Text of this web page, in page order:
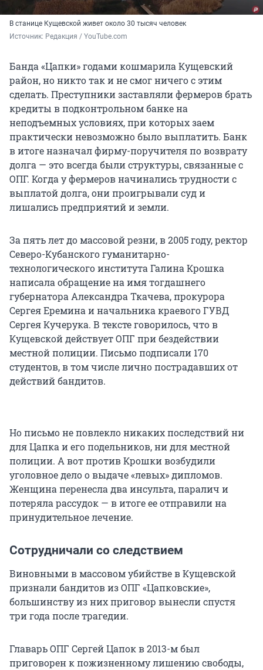
В станице Кущевской живет около 30 тысяч человек
Источник: Редакция / YouTube.com
Банда «Цапки» годами кошмарила Кущевский
район, но никто так и не смог ничего с этим
сделать. Преступники заставляли фермеров брать
кредиты в подконтрольном банке на
неподъемных условиях, при которых заем
практически невозможно было выплатить. Банк
в итоге назначал фирму-поручителя по возврату
долга — это всегда были структуры, связанные с
ОПГ. Когда у фермеров начинались трудности с
выплатой долга, они проигрывали суд и
лишались предприятий и земли.
За пять лет до массовой резни, в 2005 году, ректор
Северо-Кубанского гуманитарно-
технологического института Галина Крошка
написала обращение на имя тогдашнего
губернатора Александра Ткачева, прокурора
Сергея Еремина и начальника краевого ГУВД
Сергея Кучерука. В тексте говорилось, что в
Кущевской действует ОПГ при бездействии
местной полиции. Письмо подписали 170
студентов, в том числе лично пострадавших от
действий бандитов.
Но письмо не повлекло никаких последствий ни
для Цапка и его подельников, ни для местной
полиции. А вот против Крошки возбудили
уголовное дело о выдаче «левых» дипломов.
Женщина перенесла два инсульта, паралич и
потеряла рассудок — в итоге ее отправили на
принудительное лечение.
Сотрудничали со следствием
Виновными в массовом убийстве в Кущевской
признали бандитов из ОПГ «Цапковские»,
большинству из них приговор вынесли спустя
три года после трагедии.
Главарь ОПГ Сергей Цапок в 2013-м был
приговорен к пожизненному лишению свободы,